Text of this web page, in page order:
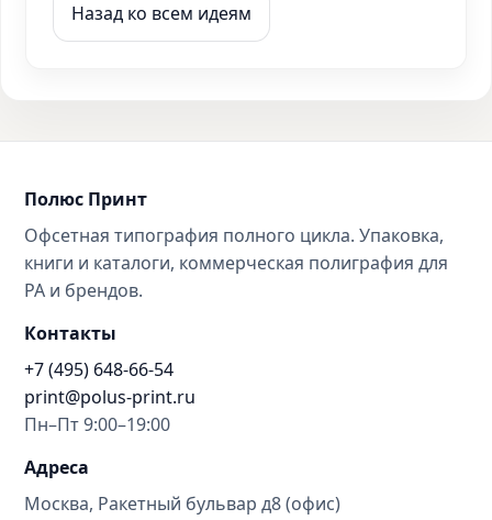
Назад ко всем идеям
Полюс Принт
Офсетная типография полного цикла. Упаковка,
книги и каталоги, коммерческая полиграфия для
РА и брендов.
Контакты
+7 (495) 648-66-54
print@polus-print.ru
Пн–Пт 9:00–19:00
Адреса
Москва, Ракетный бульвар д8 (офис)